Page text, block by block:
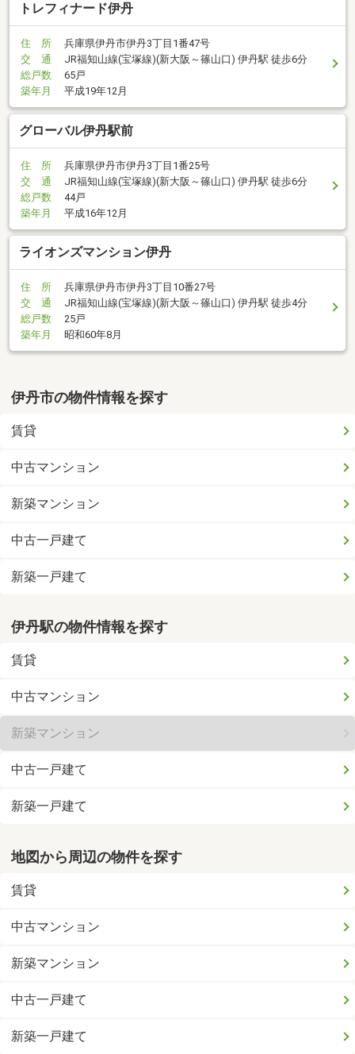
トレフィナード伊丹
住 所
兵庫県伊丹市伊丹3丁目1番47号
交 通
JR福知山線(宝塚線)(新大阪～篠山口) 伊丹駅 徒歩6分
総戸数
65戸
築年月
平成19年12月
グローバル伊丹駅前
住 所
兵庫県伊丹市伊丹3丁目1番25号
交 通
JR福知山線(宝塚線)(新大阪～篠山口) 伊丹駅 徒歩6分
総戸数
44戸
築年月
平成16年12月
ライオンズマンション伊丹
住 所
兵庫県伊丹市伊丹3丁目10番27号
交 通
JR福知山線(宝塚線)(新大阪～篠山口) 伊丹駅 徒歩4分
総戸数
25戸
築年月
昭和60年8月
伊丹市の物件情報を探す
賃貸
中古マンション
新築マンション
中古一戸建て
新築一戸建て
伊丹駅の物件情報を探す
賃貸
中古マンション
新築マンション
中古一戸建て
新築一戸建て
地図から周辺の物件を探す
賃貸
中古マンション
新築マンション
中古一戸建て
新築一戸建て